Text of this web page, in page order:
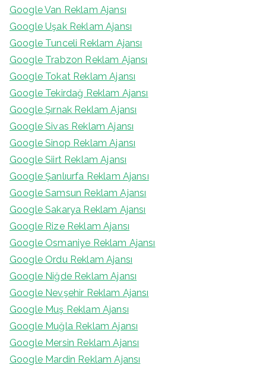
Google Van Reklam Ajansı
Google Uşak Reklam Ajansı
Google Tunceli Reklam Ajansı
Google Trabzon Reklam Ajansı
Google Tokat Reklam Ajansı
Google Tekirdağ Reklam Ajansı
Google Şırnak Reklam Ajansı
Google Sivas Reklam Ajansı
Google Sinop Reklam Ajansı
Google Siirt Reklam Ajansı
Google Şanlıurfa Reklam Ajansı
Google Samsun Reklam Ajansı
Google Sakarya Reklam Ajansı
Google Rize Reklam Ajansı
Google Osmaniye Reklam Ajansı
Google Ordu Reklam Ajansı
Google Niğde Reklam Ajansı
Google Nevşehir Reklam Ajansı
Google Muş Reklam Ajansı
Google Muğla Reklam Ajansı
Google Mersin Reklam Ajansı
Google Mardin Reklam Ajansı